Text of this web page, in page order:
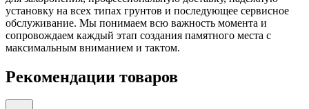
установку на всех типах грунтов и последующее сервисное
обслуживание. Мы понимаем всю важность момента и
сопровождаем каждый этап создания памятного места с
максимальным вниманием и тактом.
Рекомендации товаров